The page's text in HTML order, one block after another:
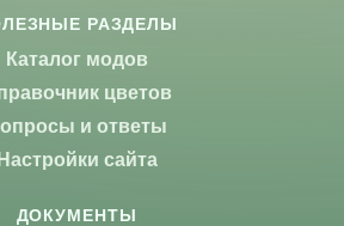
РАЗДЕЛЫ
Каталог модов
цветов
и ответы
Настройки сайта
ДОКУМЕНТЫ